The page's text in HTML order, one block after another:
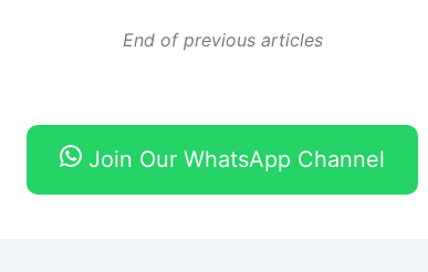
End of previous articles
Join Our WhatsApp Channel